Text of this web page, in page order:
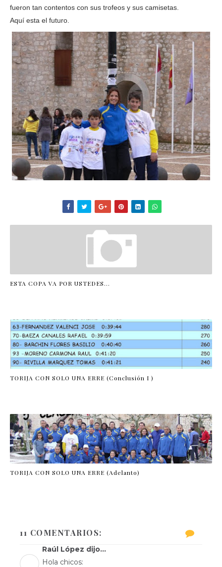
fueron tan contentos con sus trofeos y sus camisetas.
Aquí esta el futuro.
ESTA COPA VA POR USTEDES...
TORIJA CON SOLO UNA ERRE (Conclusión I )
TORIJA CON SOLO UNA ERRE (Adelanto)
11 COMENTARIOS:
Raúl López dijo...
Hola chicos: